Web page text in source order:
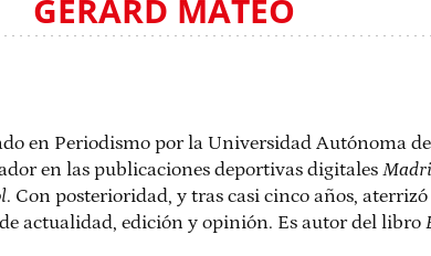
GERARD MATEO
en Periodismo por la Universidad Autónoma
en las publicaciones deportivas digitales
. Con posterioridad, y tras casi cinco años, aterrizó
actualidad, edición y opinión. Es autor del libro